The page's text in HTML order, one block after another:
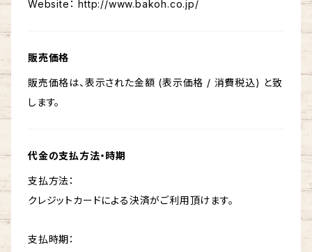
Website： http://www.bakoh.co.jp/
販売価格
販売価格は、表示された金額 (表示価格 / 消費税込) と致
します。
代金の支払方法・時期
支払方法：
クレジットカードによる決済がご利用頂けます。
支払時期：